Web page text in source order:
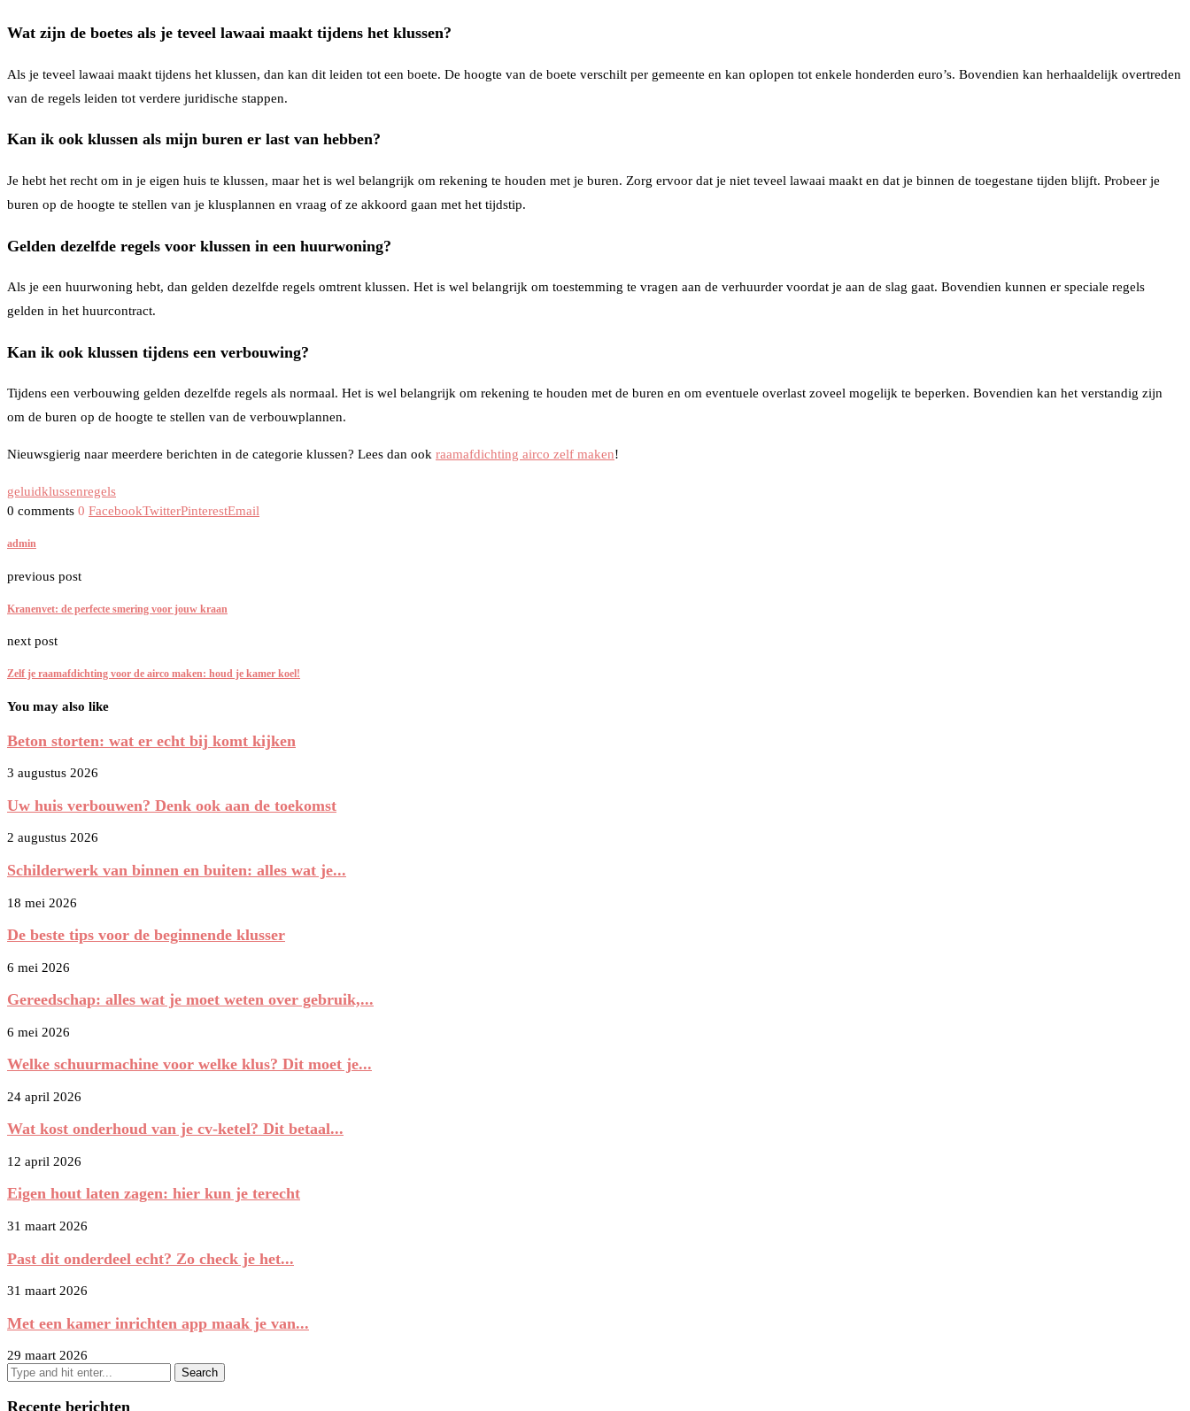
Wat zijn de boetes als je teveel lawaai maakt tijdens het klussen?
Als je teveel lawaai maakt tijdens het klussen, dan kan dit leiden tot een boete. De hoogte van de boete verschilt per gemeente en kan oplopen tot enkele honderden euro’s. Bovendien kan herhaaldelijk overtreden
van de regels leiden tot verdere juridische stappen.
Kan ik ook klussen als mijn buren er last van hebben?
Je hebt het recht om in je eigen huis te klussen, maar het is wel belangrijk om rekening te houden met je buren. Zorg ervoor dat je niet teveel lawaai maakt en dat je binnen de toegestane tijden blijft. Probeer je
buren op de hoogte te stellen van je klusplannen en vraag of ze akkoord gaan met het tijdstip.
Gelden dezelfde regels voor klussen in een huurwoning?
Als je een huurwoning hebt, dan gelden dezelfde regels omtrent klussen. Het is wel belangrijk om toestemming te vragen aan de verhuurder voordat je aan de slag gaat. Bovendien kunnen er speciale regels
gelden in het huurcontract.
Kan ik ook klussen tijdens een verbouwing?
Tijdens een verbouwing gelden dezelfde regels als normaal. Het is wel belangrijk om rekening te houden met de buren en om eventuele overlast zoveel mogelijk te beperken. Bovendien kan het verstandig zijn
om de buren op de hoogte te stellen van de verbouwplannen.
Nieuwsgierig naar meerdere berichten in de categorie klussen? Lees dan ook raamafdichting airco zelf maken!
geluidklussenregels
0 comments 0 FacebookTwitterPinterestEmail
admin
previous post
Kranenvet: de perfecte smering voor jouw kraan
next post
Zelf je raamafdichting voor de airco maken: houd je kamer koel!
You may also like
Beton storten: wat er echt bij komt kijken
3 augustus 2026
Uw huis verbouwen? Denk ook aan de toekomst
2 augustus 2026
Schilderwerk van binnen en buiten: alles wat je...
18 mei 2026
De beste tips voor de beginnende klusser
6 mei 2026
Gereedschap: alles wat je moet weten over gebruik,...
6 mei 2026
Welke schuurmachine voor welke klus? Dit moet je...
24 april 2026
Wat kost onderhoud van je cv-ketel? Dit betaal...
12 april 2026
Eigen hout laten zagen: hier kun je terecht
31 maart 2026
Past dit onderdeel echt? Zo check je het...
31 maart 2026
Met een kamer inrichten app maak je van...
29 maart 2026
Recente berichten